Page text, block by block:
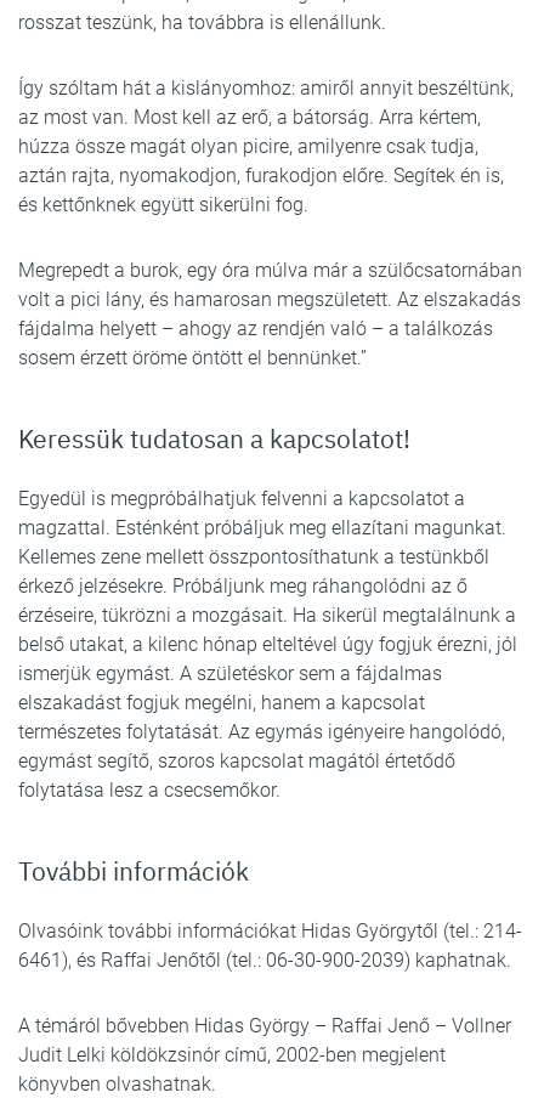
rosszat teszünk, ha továbbra is ellenállunk.
Így szóltam hát a kislányomhoz: amiről annyit beszéltünk,
az most van. Most kell az erő, a bátorság. Arra kértem,
húzza össze magát olyan picire, amilyenre csak tudja,
aztán rajta, nyomakodjon, furakodjon előre. Segítek én is,
és kettőnknek együtt sikerülni fog.
Megrepedt a burok, egy óra múlva már a szülőcsatornában
volt a pici lány, és hamarosan megszületett. Az elszakadás
fájdalma helyett – ahogy az rendjén való – a találkozás
sosem érzett öröme öntött el bennünket.”
Keressük tudatosan a kapcsolatot!
Egyedül is megpróbálhatjuk felvenni a kapcsolatot a
magzattal. Esténként próbáljuk meg ellazítani magunkat.
Kellemes zene mellett összpontosíthatunk a testünkből
érkező jelzésekre. Próbáljunk meg ráhangolódni az ő
érzéseire, tükrözni a mozgásait. Ha sikerül megtalálnunk a
belső utakat, a kilenc hónap elteltével úgy fogjuk érezni, jól
ismerjük egymást. A születéskor sem a fájdalmas
elszakadást fogjuk megélni, hanem a kapcsolat
természetes folytatását. Az egymás igényeire hangolódó,
egymást segítő, szoros kapcsolat magától értetődő
folytatása lesz a csecsemőkor.
További információk
Olvasóink további információkat Hidas Györgytől (tel.: 214-
6461), és Raffai Jenőtől (tel.: 06-30-900-2039) kaphatnak.
A témáról bővebben Hidas György – Raffai Jenő – Vollner
Judit Lelki köldökzsinór című, 2002-ben megjelent
könyvben olvashatnak.